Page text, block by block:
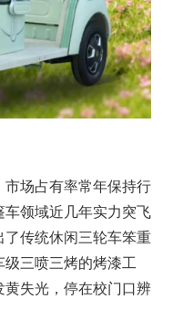
场占有率常年保持行
领域近几年实力突飞
传统休闲三轮车笨重
三喷三烤的烤漆工
失光，停在校门口辨